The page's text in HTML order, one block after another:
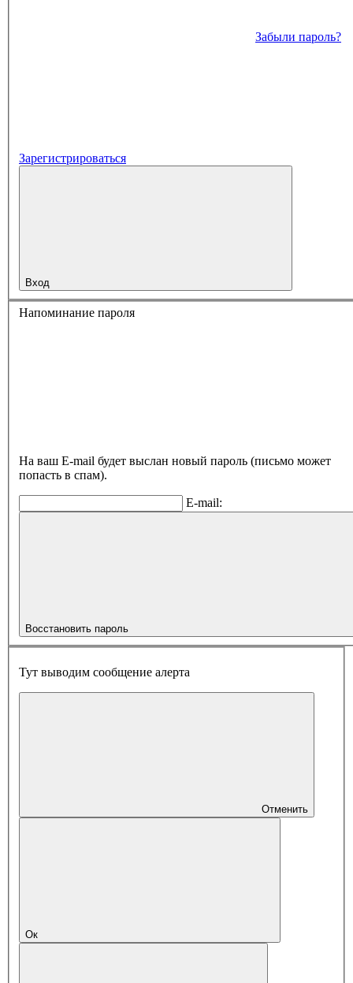
Забыли пароль?
Зарегистрироваться
Вход
Напоминание пароля
На ваш E-mail будет выслан новый пароль (письмо может
попасть в спам).
E-mail:
Восстановить пароль
Тут выводим сообщение алерта
Отменить
Ок